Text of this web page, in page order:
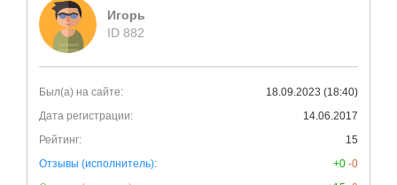
Игорь
ID 882
Был(а) на сайте:
18.09.2023 (18:40)
Дата регистрации:
14.06.2017
Рейтинг:
15
Отзывы (исполнитель):
+0 -0